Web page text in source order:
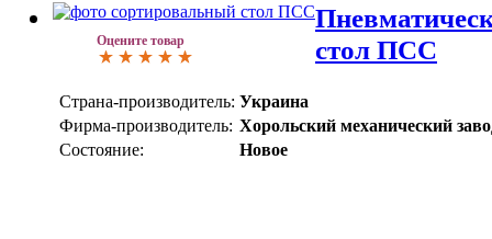
Оцените товар
стол ПСС
Страна-производитель: Украина
Фирма-производитель: Хорольский механический
Состояние:
Новое